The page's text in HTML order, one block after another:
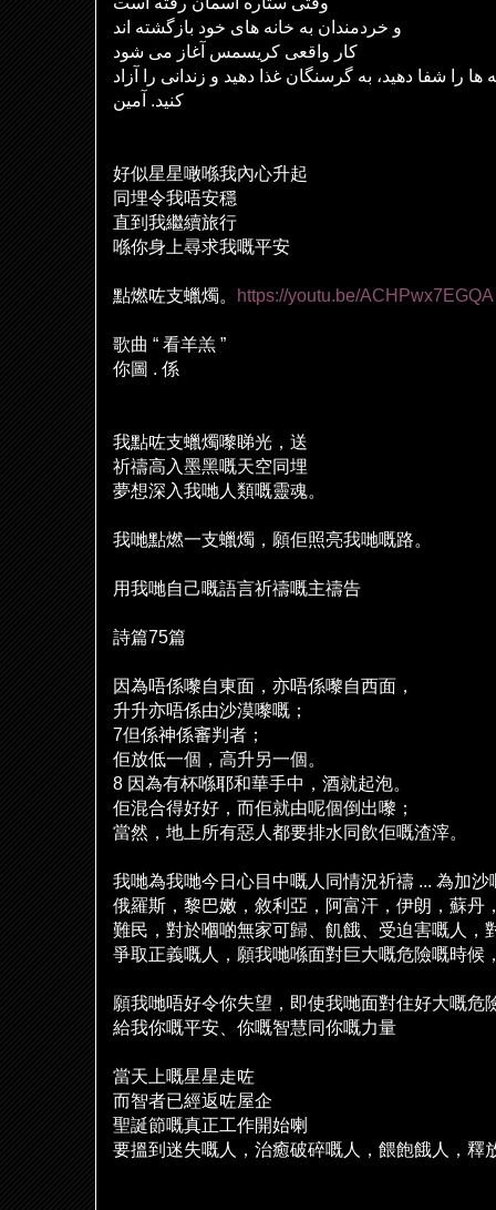
و خردمندان به خانه های خود بازگشته اند
کار واقعی کریسمس آغاز می شود
را شفا دهید، به گرسنگان غذا دهید و زندانی را آزاد
کنید. آمین
好似星星噉喺我內心升起
同埋令我唔安穩
直到我繼續旅行
喺你身上尋求我嘅平安
點燃咗支蠟燭。 https://youtu.be/ACHPwx7EGQA
歌曲 “ 看羊羔 ”
你圖 . 係
我點咗支蠟燭嚟睇光，送
祈禱高入墨黑嘅天空同埋
夢想深入我哋人類嘅靈魂。
我哋點燃一支蠟燭，願佢照亮我哋嘅路。
用我哋自己嘅語言祈禱嘅主禱告
詩篇75篇
因為唔係嚟自東面，亦唔係嚟自西面，
升升亦唔係由沙漠嚟嘅；
7但係神係審判者；
佢放低一個，高升另一個。
8 因為有杯喺耶和華手中，酒就起泡。
佢混合得好好，而佢就由呢個倒出嚟；
當然，地上所有惡人都要排水同飲佢嘅渣滓。
我哋為我哋今日心目中嘅人同情況祈禱 ... 為加沙
俄羅斯，黎巴嫩，敘利亞，阿富汗，伊朗，蘇丹
難民，對於嗰啲無家可歸、飢餓、受迫害嘅人，
爭取正義嘅人，願我哋喺面對巨大嘅危險嘅時候
願我哋唔好令你失望，即使我哋面對住好大嘅危
給我你嘅平安、你嘅智慧同你嘅力量
當天上嘅星星走咗
而智者已經返咗屋企
聖誕節嘅真正工作開始喇
要搵到迷失嘅人，治癒破碎嘅人，餵飽餓人，釋